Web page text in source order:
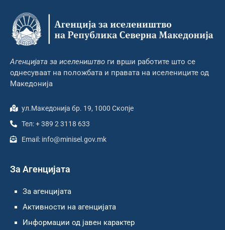
Агенцијата за иселеништво ги врши работите што се
однесуваат на положбата и правата на иселениците од
Македонија
ул.Македонија бр. 19, 1000 Скопје
Тел: + 389 2 3118 633
Email: info@minisel.gov.mk
За Агенцијата
За агенцијата
Активности на агенцијата
Информации од јавен карактер